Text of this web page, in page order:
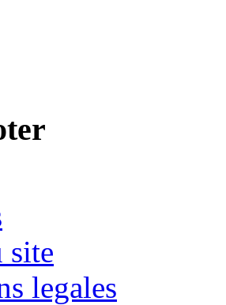
site
legales